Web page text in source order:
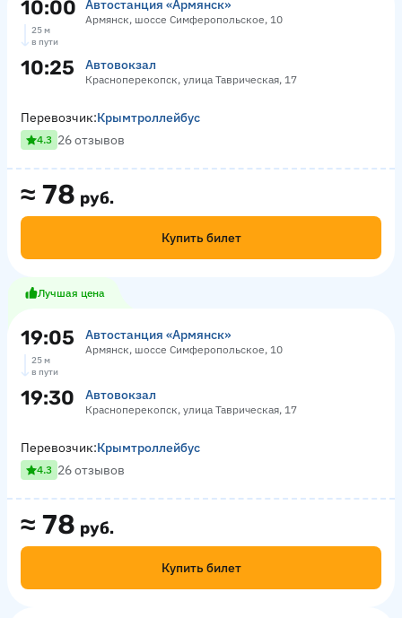
10:00 Автостанция «Армянск»
Армянск, шоссе Симферопольское, 10
25 м
в пути
10:25 Автовокзал
Красноперекопск, улица Таврическая, 17
≈ 78 руб.
Купить билет
Перевозчик:Крымтроллейбус
4.3 26 отзывов
Лучшая цена
19:05 Автостанция «Армянск»
Армянск, шоссе Симферопольское, 10
25 м
в пути
19:30 Автовокзал
Красноперекопск, улица Таврическая, 17
≈ 78 руб.
Купить билет
Перевозчик:Крымтроллейбус
4.3 26 отзывов